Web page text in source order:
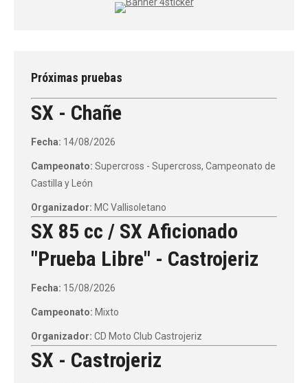
Próximas pruebas
SX - Chañe
Fecha: 14/08/2026
Campeonato: Supercross - Supercross, Campeonato de
Castilla y León
Organizador: MC Vallisoletano
SX 85 cc / SX Aficionado
"Prueba Libre" - Castrojeriz
Fecha: 15/08/2026
Campeonato: Mixto
Organizador: CD Moto Club Castrojeriz
SX - Castrojeriz